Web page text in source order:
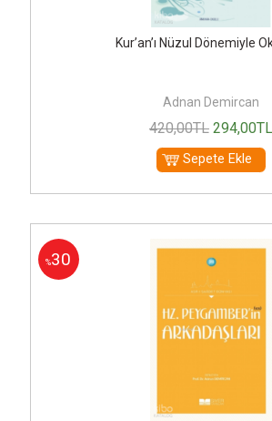
Kur’an’ı Nüzul Dönemiyle
Adnan Demircan
420,00TL 294,00TL
Sepete Ekle
%30